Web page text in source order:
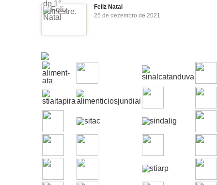
Feliz Natal
25 de dezembro de 2021